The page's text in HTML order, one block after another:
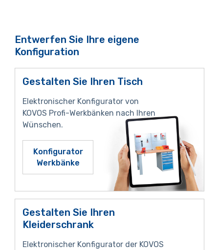
Entwerfen Sie Ihre eigene
Konfiguration
Gestalten Sie Ihren Tisch
Elektronischer Konfigurator von
KOVOS Profi-Werkbänken nach Ihren
Wünschen.
Konfigurator
Werkbänke
Gestalten Sie Ihren
Kleiderschrank
Elektronischer Konfigurator der KOVOS